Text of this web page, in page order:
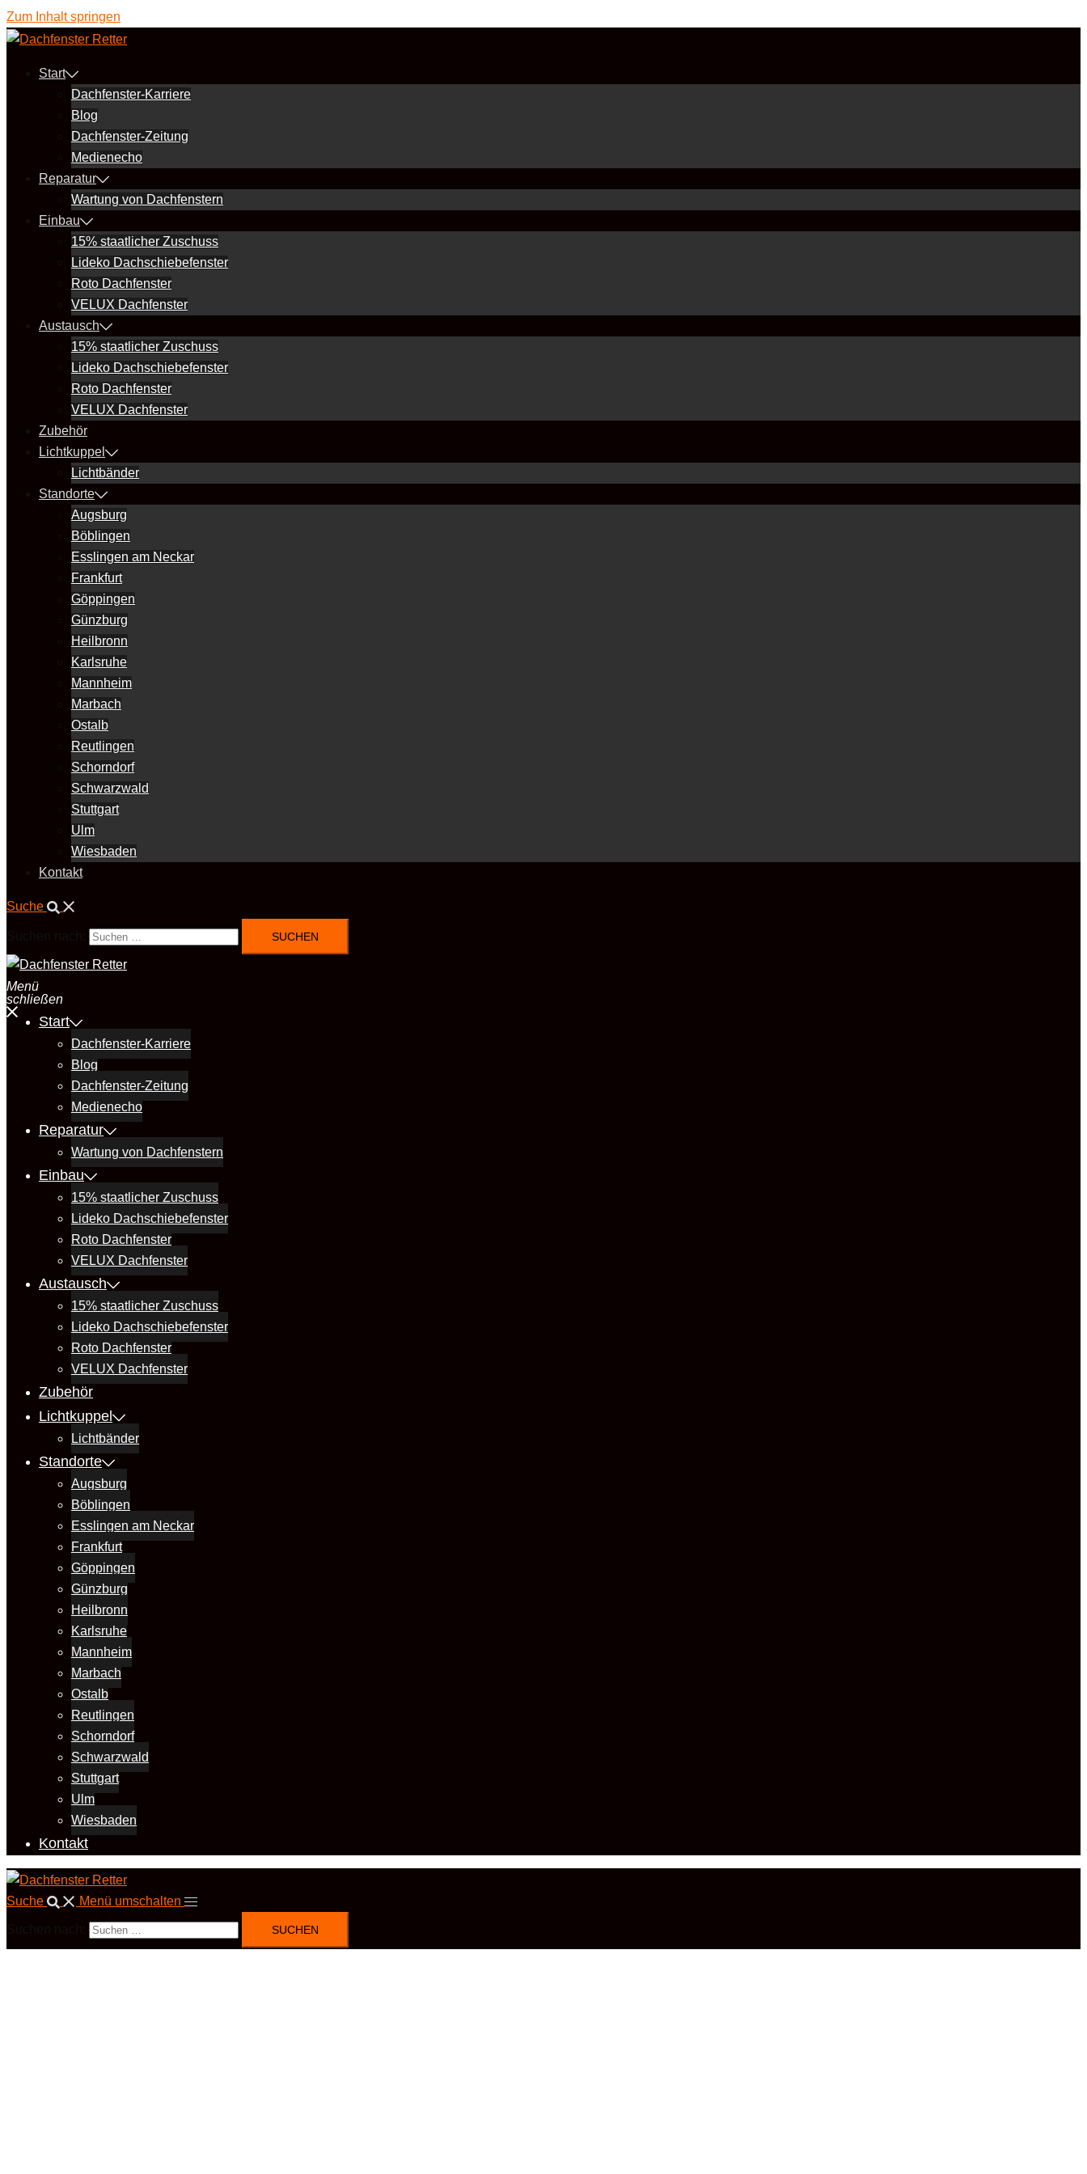
Zum Inhalt springen
Start
Dachfenster-Karriere
Blog
Dachfenster-Zeitung
Medienecho
Reparatur
Wartung von Dachfenstern
Einbau
15% staatlicher Zuschuss
Lideko Dachschiebefenster
Roto Dachfenster
VELUX Dachfenster
Austausch
15% staatlicher Zuschuss
Lideko Dachschiebefenster
Roto Dachfenster
VELUX Dachfenster
Zubehör
Lichtkuppel
Lichtbänder
Standorte
Augsburg
Böblingen
Esslingen am Neckar
Frankfurt
Göppingen
Günzburg
Heilbronn
Karlsruhe
Mannheim
Marbach
Ostalb
Reutlingen
Schorndorf
Schwarzwald
Stuttgart
Ulm
Wiesbaden
Kontakt
Suche
Menü
schließen
Start
Dachfenster-Karriere
Blog
Dachfenster-Zeitung
Medienecho
Reparatur
Wartung von Dachfenstern
Einbau
15% staatlicher Zuschuss
Lideko Dachschiebefenster
Roto Dachfenster
VELUX Dachfenster
Austausch
15% staatlicher Zuschuss
Lideko Dachschiebefenster
Roto Dachfenster
VELUX Dachfenster
Zubehör
Lichtkuppel
Lichtbänder
Standorte
Augsburg
Böblingen
Esslingen am Neckar
Frankfurt
Göppingen
Günzburg
Heilbronn
Karlsruhe
Mannheim
Marbach
Ostalb
Reutlingen
Schorndorf
Schwarzwald
Stuttgart
Ulm
Wiesbaden
Kontakt
Suche Menü umschalten